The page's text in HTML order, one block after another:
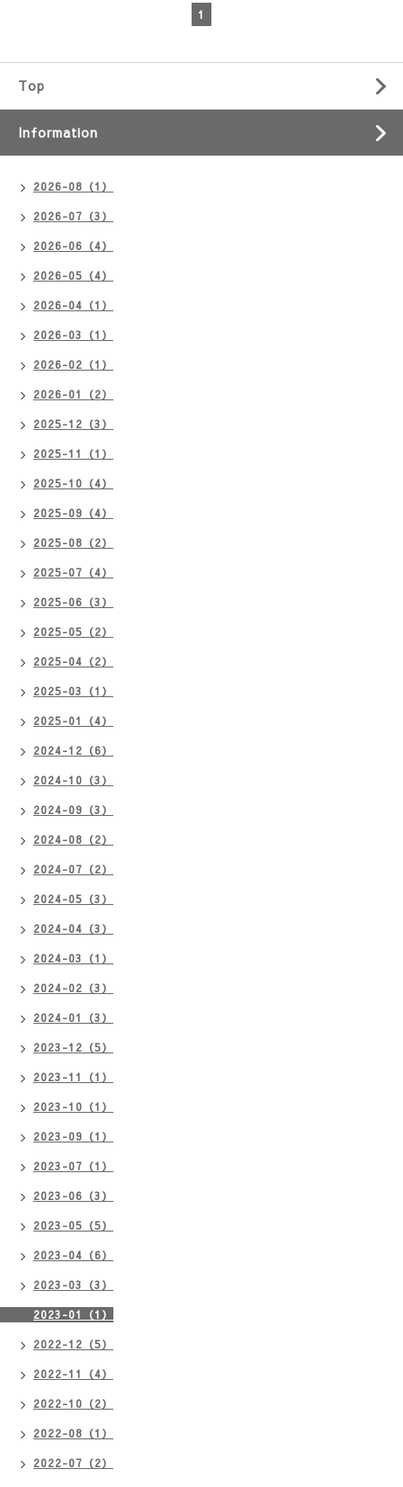
1
Top
Information
2026-08（1）
2026-07（3）
2026-06（4）
2026-05（4）
2026-04（1）
2026-03（1）
2026-02（1）
2026-01（2）
2025-12（3）
2025-11（1）
2025-10（4）
2025-09（4）
2025-08（2）
2025-07（4）
2025-06（3）
2025-05（2）
2025-04（2）
2025-03（1）
2025-01（4）
2024-12（6）
2024-10（3）
2024-09（3）
2024-08（2）
2024-07（2）
2024-05（3）
2024-04（3）
2024-03（1）
2024-02（3）
2024-01（3）
2023-12（5）
2023-11（1）
2023-10（1）
2023-09（1）
2023-07（1）
2023-06（3）
2023-05（5）
2023-04（6）
2023-03（3）
2023-01（1）
2022-12（5）
2022-11（4）
2022-10（2）
2022-08（1）
2022-07（2）